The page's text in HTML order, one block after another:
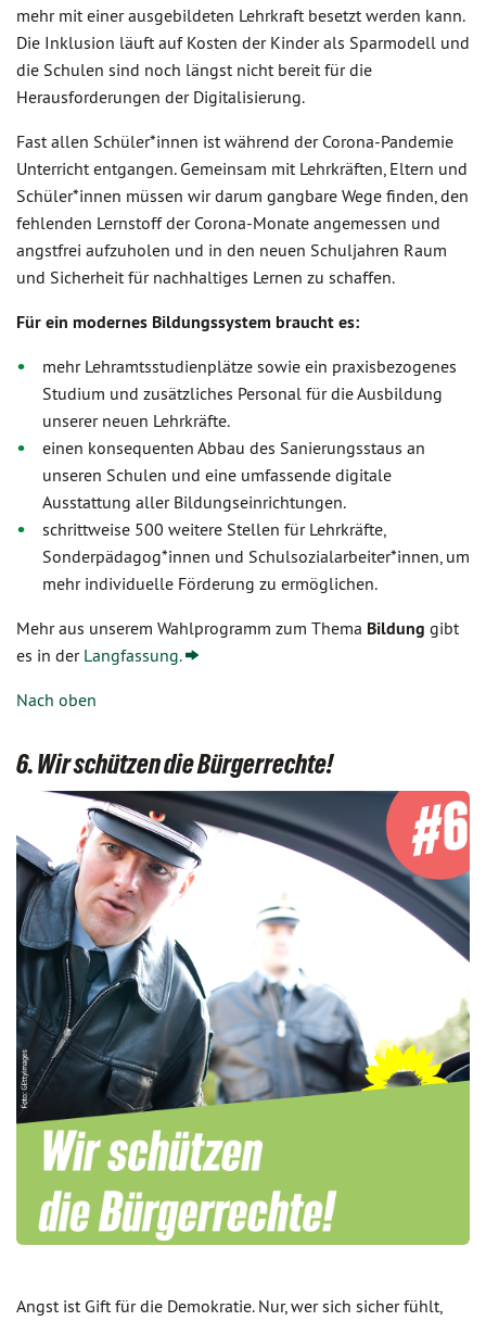
mehr mit einer ausgebildeten Lehrkraft besetzt werden kann.
Die Inklusion läuft auf Kosten der Kinder als Sparmodell und
die Schulen sind noch längst nicht bereit für die
Herausforderungen der Digitalisierung.
Fast allen Schüler*innen ist während der Corona-Pandemie
Unterricht entgangen. Gemeinsam mit Lehrkräften, Eltern und
Schüler*innen müssen wir darum gangbare Wege finden, den
fehlenden Lernstoff der Corona-Monate angemessen und
angstfrei aufzuholen und in den neuen Schuljahren Raum
und Sicherheit für nachhaltiges Lernen zu schaffen.
Für ein modernes Bildungssystem braucht es:
mehr Lehramtsstudienplätze sowie ein praxisbezogenes
Studium und zusätzliches Personal für die Ausbildung
unserer neuen Lehrkräfte.
einen konsequenten Abbau des Sanierungsstaus an
unseren Schulen und eine umfassende digitale
Ausstattung aller Bildungseinrichtungen.
schrittweise 500 weitere Stellen für Lehrkräfte,
Sonderpädagog*innen und Schulsozialarbeiter*innen, um
mehr individuelle Förderung zu ermöglichen.
Mehr aus unserem Wahlprogramm zum Thema Bildung gibt
es in der Langfassung.
Nach oben
6. Wir schützen die Bürgerrechte!
Angst ist Gift für die Demokratie. Nur, wer sich sicher fühlt,